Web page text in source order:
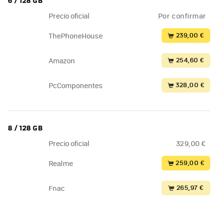
Precio oficial Por confirmar
ThePhoneHouse 239,00 €
Amazon 254,60 €
PcComponentes 328,00 €
8 / 128 GB
Precio oficial 329,00 €
Realme 259,00 €
Fnac 265,97 €